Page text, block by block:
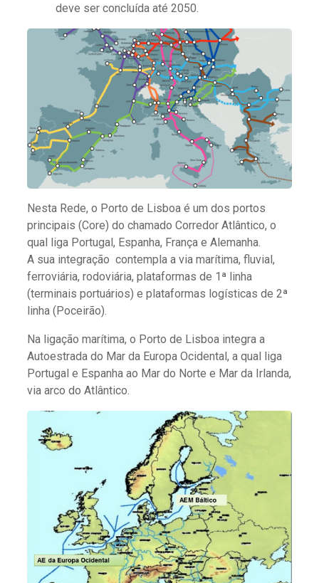
deve ser concluída até 2050.
Nesta Rede, o Porto de Lisboa é um dos portos
principais (Core) do chamado Corredor Atlântico, o
qual liga Portugal, Espanha, França e Alemanha.
A sua integração contempla a via marítima, fluvial,
ferroviária, rodoviária, plataformas de 1ª linha
(terminais portuários) e plataformas logísticas de 2ª
linha (Poceirão).
Na ligação marítima, o Porto de Lisboa integra a
Autoestrada do Mar da Europa Ocidental, a qual liga
Portugal e Espanha ao Mar do Norte e Mar da Irlanda,
via arco do Atlântico.